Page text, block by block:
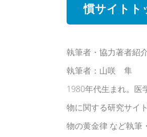
慣サイトト
執筆者・協力著者紹
執筆者：山咲 隼
1980年代生まれ。医
物に関する研究サイ
物の黄金律 など執筆